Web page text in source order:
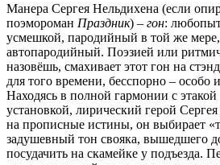
Манера Сергея Нельдихена (если
поэмороман Праздник) – гон:
усмешкой, пародийный в той же
автопародийный. Поэзией или
назовёшь, смахивает этот гон на
для того времени, бесспорно – особо
Находясь в полной гармонии с этакой
установкой, лирический герой
на прописные истины, он выбирает
задушевный тон свояка, вышедшего
посудачить на скамейке у подъезда.